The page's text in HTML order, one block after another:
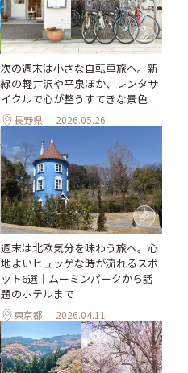
次の週末は小さな自転車旅へ。新
緑の軽井沢や平泉ほか、レンタサ
イクルで心が整うすてきな景色
長野県 2026.05.26
週末は北欧気分を味わう旅へ。心
地よいヒュッゲな時が流れるスポ
ット6選｜ムーミンパークから話
題のホテルまで
東京都 2026.04.11